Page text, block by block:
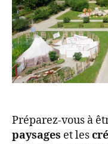
Préparez-vous à
paysages et les